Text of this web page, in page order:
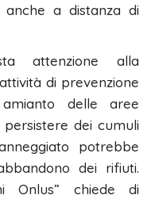
a distanza di
attenzione alla
di prevenzione
delle aree
dei cumuli
potrebbe
dei rifiuti.
Onlus” chiede di